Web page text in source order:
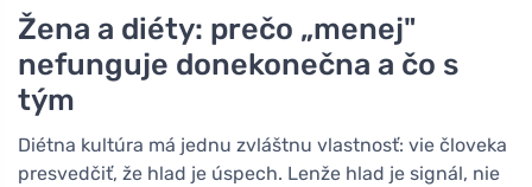
Žena a diéty: prečo „menej"
nefunguje donekonečna a čo s
tým
Diétna kultúra má jednu zvláštnu vlastnosť: vie človeka
presvedčiť, že hlad je úspech. Lenže hlad je signál, nie